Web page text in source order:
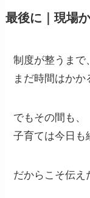
最後に｜現場
制度が整うまで、
まだ時間はかか
でもその間も、
子育ては今日も
だからこそ伝え